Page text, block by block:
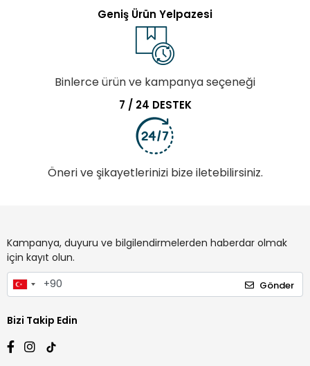
Geniş Ürün Yelpazesi
Binlerce ürün ve kampanya seçeneği
7 / 24 DESTEK
Öneri ve şikayetlerinizi bize iletebilirsiniz.
Kampanya, duyuru ve bilgilendirmelerden haberdar olmak
için kayıt olun.
Gönder
Bizi Takip Edin